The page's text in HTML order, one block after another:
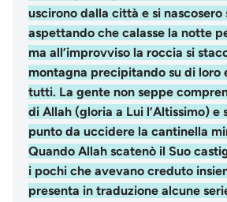
uscirono dalla città e si
aspettando che calasse la notte
ma all’improvviso la roccia si
montagna precipitando su di loro
tutti. La gente non seppe
di Allah (gloria a Lui l’Altissimo) e
punto da uccidere la cantinella
Quando Allah scatenò il Suo
i pochi che avevano creduto
presenta in traduzione alcune